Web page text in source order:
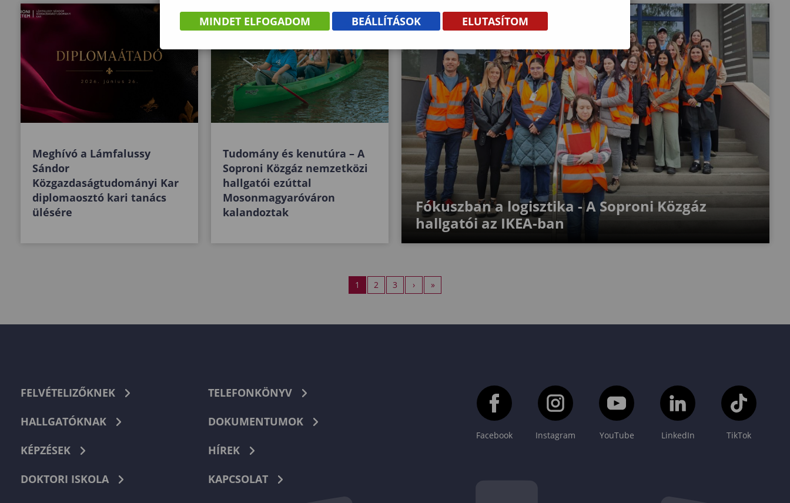
Meghívó a Lámfalussy
Sándor
Közgazdaságtudományi Kar
diplomaosztó kari tanács
ülésére
Tudomány és kenutúra – A
Soproni Közgáz nemzetközi
hallgatói ezúttal
Mosonmagyaróváron
kalandoztak
Fókuszban a logisztika - A Soproni Közgáz
hallgatói az IKEA-ban
1 2 3 › »
FELVÉTELIZŐKNEK
HALLGATÓKNAK
KÉPZÉSEK
DOKTORI ISKOLA
TELEFONKÖNYV
DOKUMENTUMOK
HÍREK
KAPCSOLAT
Facebook Instagram YouTube LinkedIn TikTok
MINDET ELFOGADOM BEÁLLÍTÁSOK ELUTASÍTOM